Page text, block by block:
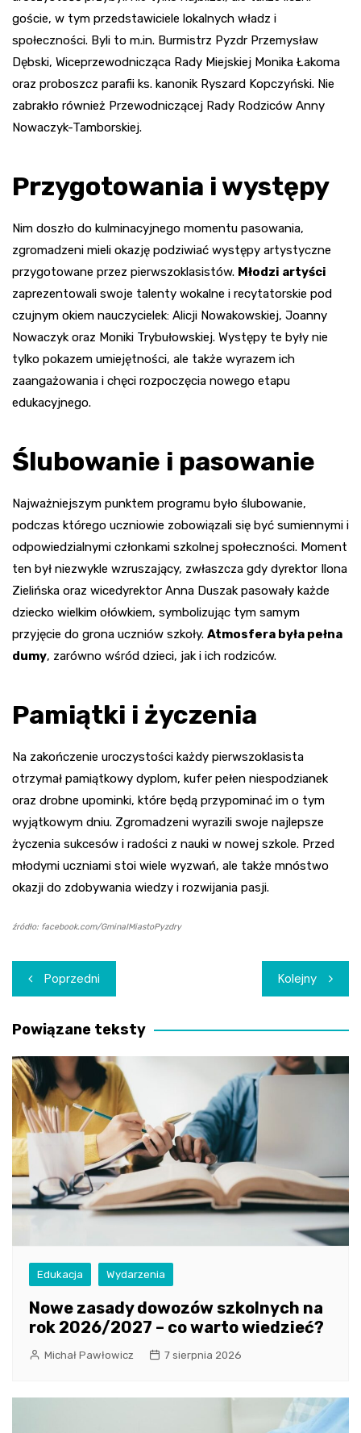
goście, w tym przedstawiciele lokalnych władz i
społeczności. Byli to m.in. Burmistrz Pyzdr Przemysław
Dębski, Wiceprzewodnicząca Rady Miejskiej Monika Łakoma
oraz proboszcz parafii ks. kanonik Ryszard Kopczyński. Nie
zabrakło również Przewodniczącej Rady Rodziców Anny
Nowaczyk-Tamborskiej.
Przygotowania i występy
Nim doszło do kulminacyjnego momentu pasowania,
zgromadzeni mieli okazję podziwiać występy artystyczne
przygotowane przez pierwszoklasistów. Młodzi artyści
zaprezentowali swoje talenty wokalne i recytatorskie pod
czujnym okiem nauczycielek: Alicji Nowakowskiej, Joanny
Nowaczyk oraz Moniki Trybułowskiej. Występy te były nie
tylko pokazem umiejętności, ale także wyrazem ich
zaangażowania i chęci rozpoczęcia nowego etapu
edukacyjnego.
Ślubowanie i pasowanie
Najważniejszym punktem programu było ślubowanie,
podczas którego uczniowie zobowiązali się być sumiennymi i
odpowiedzialnymi członkami szkolnej społeczności. Moment
ten był niezwykle wzruszający, zwłaszcza gdy dyrektor Ilona
Zielińska oraz wicedyrektor Anna Duszak pasowały każde
dziecko wielkim ołówkiem, symbolizując tym samym
przyjęcie do grona uczniów szkoły. Atmosfera była pełna
dumy, zarówno wśród dzieci, jak i ich rodziców.
Pamiątki i życzenia
Na zakończenie uroczystości każdy pierwszoklasista
otrzymał pamiątkowy dyplom, kufer pełen niespodzianek
oraz drobne upominki, które będą przypominać im o tym
wyjątkowym dniu. Zgromadzeni wyrazili swoje najlepsze
życzenia sukcesów i radości z nauki w nowej szkole. Przed
młodymi uczniami stoi wiele wyzwań, ale także mnóstwo
okazji do zdobywania wiedzy i rozwijania pasji.
źródło: facebook.com/GminaIMiastoPyzdry
Nawigacja
wpisu
Poprzedni Kolejny
Powiązane teksty
Edukacja Wydarzenia
Nowe zasady dowozów szkolnych na
rok 2026/2027 – co warto wiedzieć?
Michał Pawłowicz 7 sierpnia 2026